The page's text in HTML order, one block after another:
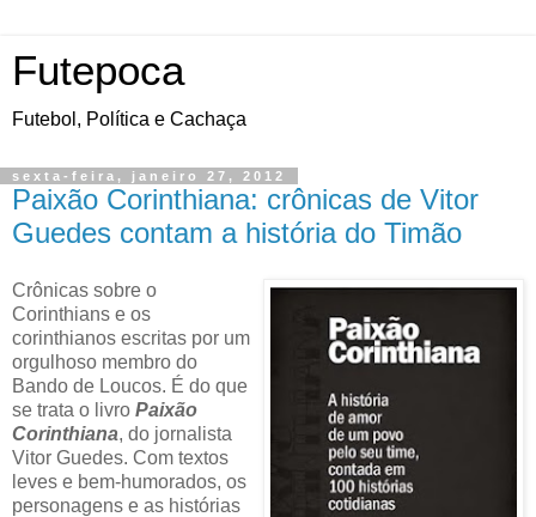
Futepoca
Futebol, Política e Cachaça
sexta-feira, janeiro 27, 2012
Paixão Corinthiana: crônicas de Vitor
Guedes contam a história do Timão
Crônicas sobre o
Corinthians e os
corinthianos escritas por um
orgulhoso membro do
Bando de Loucos. É do que
se trata o livro Paixão
Corinthiana, do jornalista
Vitor Guedes. Com textos
leves e bem-humorados, os
personagens e as histórias